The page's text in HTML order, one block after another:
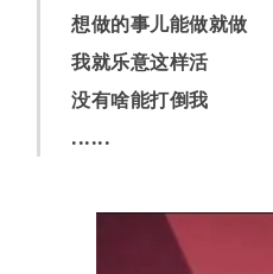
想做的事儿能做就做
我就乐意这样活
没有啥能打倒我
......